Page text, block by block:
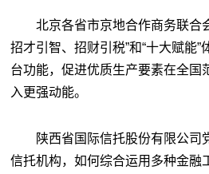
北京各省市京地合作商务联合
招才引智、招财引税”和“十大赋能
台功能，促进优质生产要素在全国
入更强动能。
陕西省国际信托股份有限公司
信托机构，如何综合运用多种金融